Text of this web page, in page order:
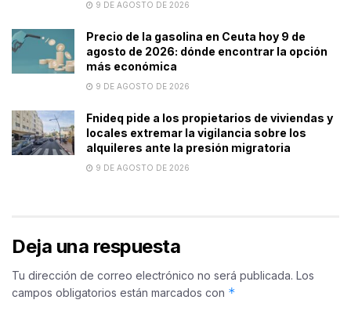
9 DE AGOSTO DE 2026
Precio de la gasolina en Ceuta hoy 9 de
agosto de 2026: dónde encontrar la opción
más económica
9 DE AGOSTO DE 2026
Fnideq pide a los propietarios de viviendas y
locales extremar la vigilancia sobre los
alquileres ante la presión migratoria
9 DE AGOSTO DE 2026
Deja una respuesta
Tu dirección de correo electrónico no será publicada. Los
campos obligatorios están marcados con *